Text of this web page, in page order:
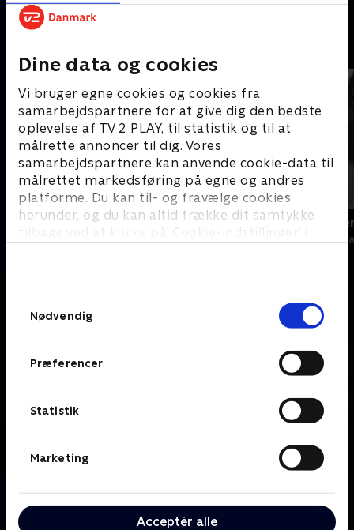
Dine data og cookies
Vi bruger egne cookies og cookies fra
samarbejdspartnere for at give dig den bedste
oplevelse af TV 2 PLAY, til statistik og til at
målrette annoncer til dig. Vores
samarbejdspartnere kan anvende cookie-data til
målrettet markedsføring på egne og andres
platforme. Du kan til- og fravælge cookies
herunder, og du kan altid trække dit samtykke
tilbage ved at klikke på ’Cookie-indstillinger’ i
Nødvendig
Præferencer
Statistik
Marketing
Acceptér alle
I går • 10 min
19 News
Nyheder
Sporten -
Nyheder &
Se 19.30-nyhederne fra TV 2 Fyn.